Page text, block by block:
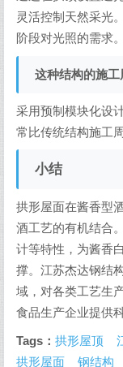
灵活控制天然采光
阶段对光照的需求。
这种结构的施工
采用预制模块化设
常比传统结构施工
小结
拱形屋面在酱香型
酒工艺的有机结合
计等特性，为酱香
撑。江苏杰达钢结
域，对各类工艺生
食品生产企业提供
Tags： 拱形屋顶
拱形屋面
钢结构